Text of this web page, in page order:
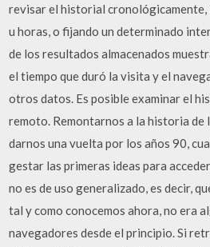
revisar el historial cronológicamente,
u horas, o fijando un determinado
de los resultados almacenados
el tiempo que duró la visita y el
otros datos. Es posible examinar el
remoto. Remontarnos a la historia de
darnos una vuelta por los años 90,
gestar las primeras ideas para
no es de uso generalizado, es decir,
tal y como conocemos ahora, no era
navegadores desde el principio. Si